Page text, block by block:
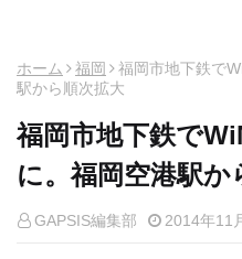
ホーム 福岡
福岡市地下鉄で
駅から順次拡大
福岡市地下鉄で
に。福岡空港駅か
GAPSIS編集部 2014年11